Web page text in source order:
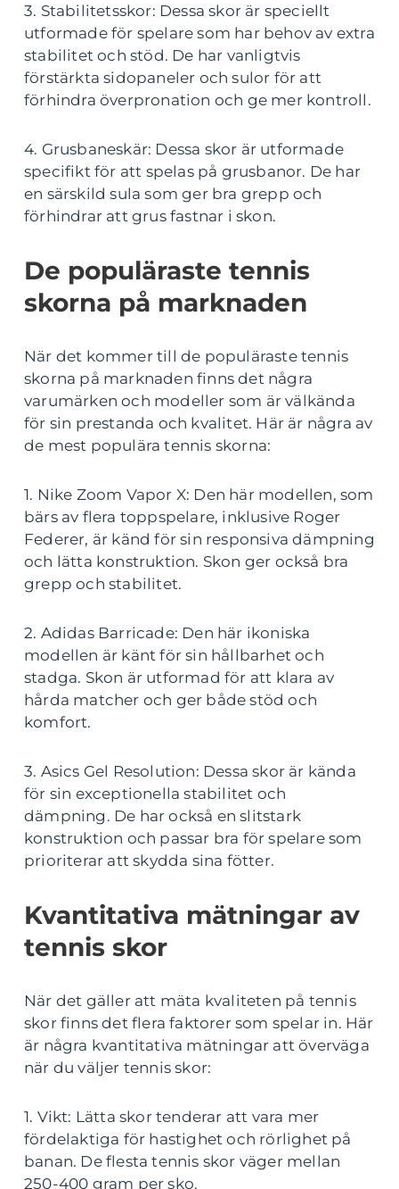
3. Stabilitetsskor: Dessa skor är speciellt
utformade för spelare som har behov av extra
stabilitet och stöd. De har vanligtvis
förstärkta sidopaneler och sulor för att
förhindra överpronation och ge mer kontroll.
4. Grusbaneskär: Dessa skor är utformade
specifikt för att spelas på grusbanor. De har
en särskild sula som ger bra grepp och
förhindrar att grus fastnar i skon.
De populäraste tennis
skorna på marknaden
När det kommer till de populäraste tennis
skorna på marknaden finns det några
varumärken och modeller som är välkända
för sin prestanda och kvalitet. Här är några av
de mest populära tennis skorna:
1. Nike Zoom Vapor X: Den här modellen, som
bärs av flera toppspelare, inklusive Roger
Federer, är känd för sin responsiva dämpning
och lätta konstruktion. Skon ger också bra
grepp och stabilitet.
2. Adidas Barricade: Den här ikoniska
modellen är känt för sin hållbarhet och
stadga. Skon är utformad för att klara av
hårda matcher och ger både stöd och
komfort.
3. Asics Gel Resolution: Dessa skor är kända
för sin exceptionella stabilitet och
dämpning. De har också en slitstark
konstruktion och passar bra för spelare som
prioriterar att skydda sina fötter.
Kvantitativa mätningar av
tennis skor
När det gäller att mäta kvaliteten på tennis
skor finns det flera faktorer som spelar in. Här
är några kvantitativa mätningar att överväga
när du väljer tennis skor:
1. Vikt: Lätta skor tenderar att vara mer
fördelaktiga för hastighet och rörlighet på
banan. De flesta tennis skor väger mellan
250-400 gram per sko.